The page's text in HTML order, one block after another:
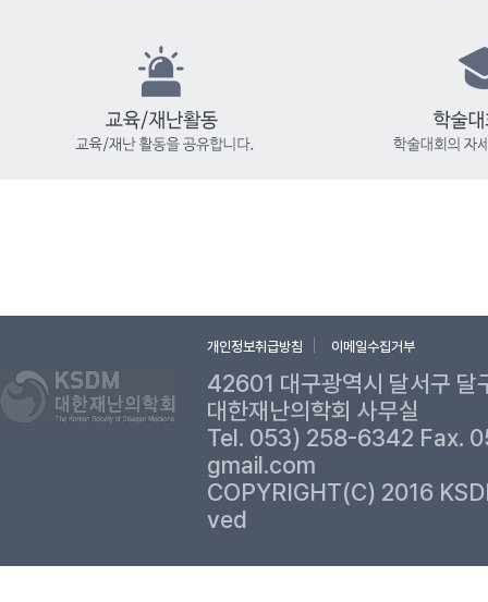
개인정보취급방침 이메일수집거부
42601 대구광역시 달서구 달
대한재난의학회 사무실
Tel. 053) 258-6342 Fax.
gmail.com
COPYRIGHT(C) 2016
ved